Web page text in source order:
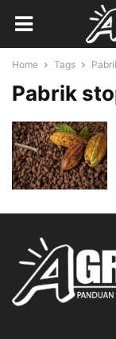
Home Tags
Pabrik